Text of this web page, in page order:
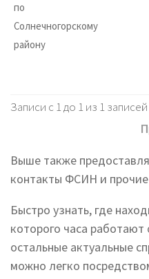
по
Солнечногорскому
району
Записи с 1 до 1 из 1 записей
Выше также
контакты ФСИН и
Быстро узнать, где
которого часа
остальные актуальные
можно легко